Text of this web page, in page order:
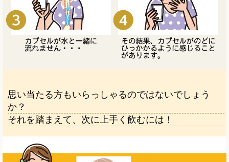
思い当たる方もいらっしゃるのではないでしょう
か？
それを踏まえて、次に上手く飲むには！